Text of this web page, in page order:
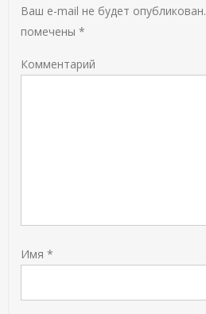
Ваш e-mail не будет опубликован.
помечены*
Комментарий
Имя*